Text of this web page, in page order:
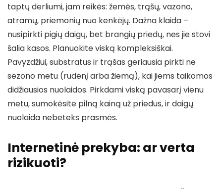
taptų derliumi, jam reikės: žemės, trąšų, vazono,
atramų, priemonių nuo kenkėjų. Dažna klaida –
nusipirkti pigių daigų, bet brangių priedų, nes jie stovi
šalia kasos. Planuokite viską kompleksiškai.
Pavyzdžiui, substratus ir trąšas geriausia pirkti ne
sezono metu (rudenį arba žiemą), kai jiems taikomos
didžiausios nuolaidos. Pirkdami viską pavasarį vienu
metu, sumokėsite pilną kainą už priedus, ir daigų
nuolaida nebeteks prasmės.
Internetinė prekyba: ar verta
rizikuoti?